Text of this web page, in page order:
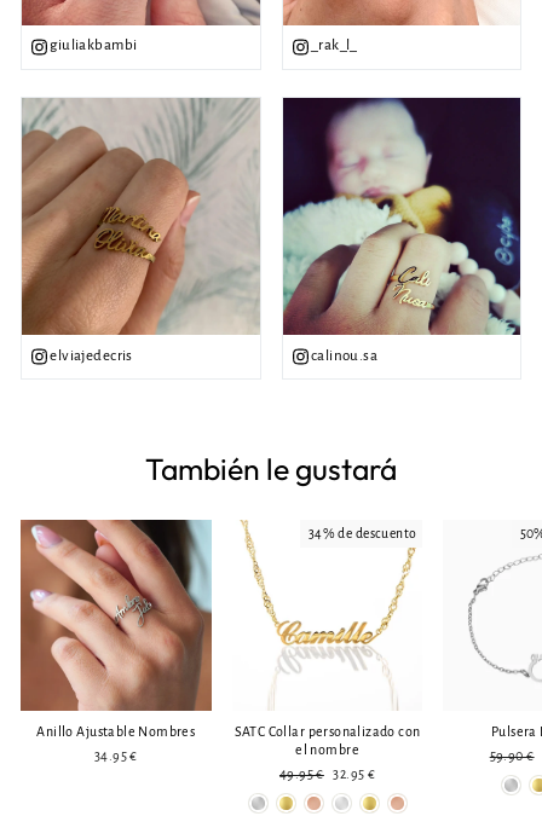
giuliakbambi _rak_l_
elviajedecris calinou.sa
También le gustará
Anillo Ajustable Nombres
34.95 €
34% de descuento
SATC Collar personalizado con
el nombre
Precio
normal
49.95 € Precio
reducido
32.95 €
Precio
normal
59.90 €